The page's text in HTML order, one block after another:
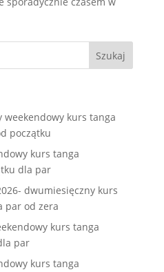
weekendowy kurs tanga
początku
kurs tanga
dla par
dwumiesięczny kurs
par od zera
kurs tanga
par
kurs tanga